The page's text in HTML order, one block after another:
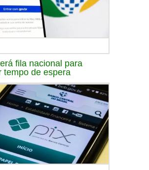
fila nacional para
tempo de espera